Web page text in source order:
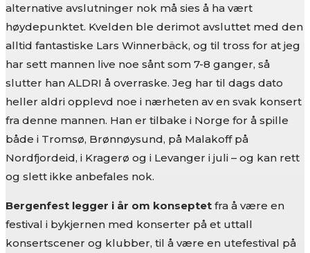
alternative avslutninger nok må sies å ha vært
høydepunktet. Kvelden ble derimot avsluttet med den
alltid fantastiske Lars Winnerbäck, og til tross for at jeg
har sett mannen live noe sånt som 7-8 ganger, så
slutter han ALDRI å overraske. Jeg har til dags dato
heller aldri opplevd noe i nærheten av en svak konsert
fra denne mannen. Han er tilbake i Norge for å spille
både i Tromsø, Brønnøysund, på Malakoff på
Nordfjordeid, i Kragerø og i Levanger i juli – og kan rett
og slett ikke anbefales nok.
Bergenfest legger i år om konseptet fra å være en
festival i bykjernen med konserter på et uttall
konsertscener og klubber, til å være en utefestival på